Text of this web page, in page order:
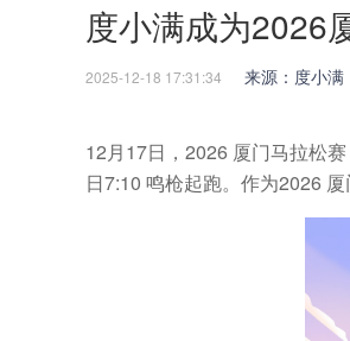
度小满成为2026
2025-12-18 17:31:34 来源：度小满
12月17日，2026 厦门马拉松
日7:10 鸣枪起跑。作为2026